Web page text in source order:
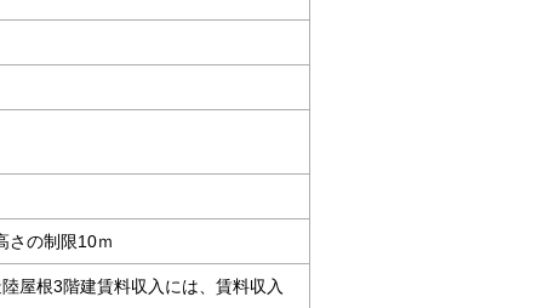
さの制限10ｍ
屋根3階建賃料収入には、賃料収入